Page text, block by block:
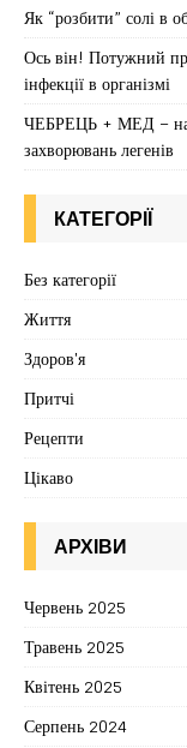
Як “розбити” солі в
Ось він! Потужний
інфекції в організмі
ЧЕБРЕЦЬ + МЕД –
захворювань легенів
КАТЕГОРІЇ
Без категорії
Життя
Здоров'я
Притчі
Рецепти
Цікаво
АРХІВИ
Червень 2025
Травень 2025
Квітень 2025
Серпень 2024